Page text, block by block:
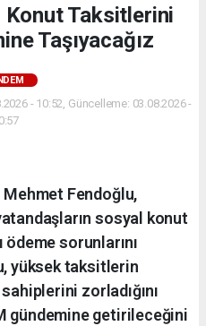
Konut Taksitlerini
Taşıyacağız
- 10:52, Güncelleme: 03.08.2026 -
Fendoğlu,
sosyal konut
sorunlarını
yüksek taksitlerin
zorladığını
gündemine getirileceğini